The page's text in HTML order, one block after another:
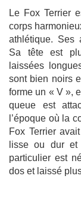
Le Fox Terrier
corps
athlétique. Ses
Sa tête est
laissées
sont bien noirs
forme un « V »,
queue est
l’époque où la
Fox Terrier
lisse ou dur et
particulier est
dos et laissé